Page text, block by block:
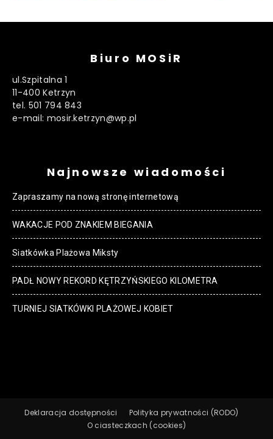
Biuro MOSiR
ul.Szpitalna 1
11-400 Ketrzyn
tel. 501 794 843
e-mail: mosir.ketrzyn@wp.pl
Najnowsze wiadomości
Zapraszamy na nową stronę internetową
WAKACJE POD ZNAKIEM BIEGANIA
Siatkówka Plażowa Miksty
PADŁ NOWY REKORD KĘTRZYŃSKIEGO KILOMETRA
TURNIEJ SIATKÓWKI PLAŻOWEJ KOBIET
Deklaracja dostępności
Polityka prywatności (RODO)
O ciasteczkach (cookies)